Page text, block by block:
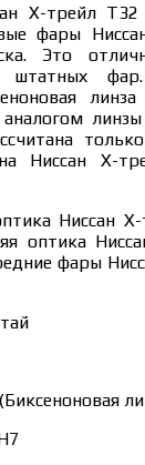
Х-трейл
фары
Это
штатных
Ниссан Х-
Ниссан
оптика
фары